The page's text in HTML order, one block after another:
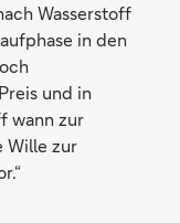
Wasserstoff
in den
und in
wann zur
Wille zur